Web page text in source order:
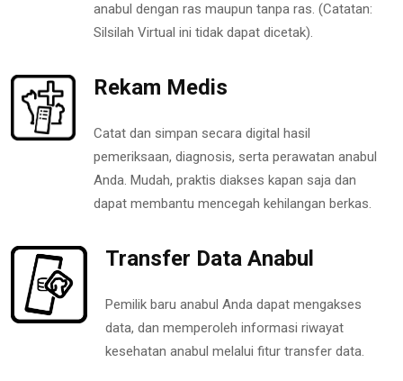
anabul dengan ras maupun tanpa ras. (Catatan:
Silsilah Virtual ini tidak dapat dicetak).
Rekam Medis
Catat dan simpan secara digital hasil
pemeriksaan, diagnosis, serta perawatan anabul
Anda. Mudah, praktis diakses kapan saja dan
dapat membantu mencegah kehilangan berkas.
Transfer Data Anabul
Pemilik baru anabul Anda dapat mengakses
data, dan memperoleh informasi riwayat
kesehatan anabul melalui fitur transfer data.